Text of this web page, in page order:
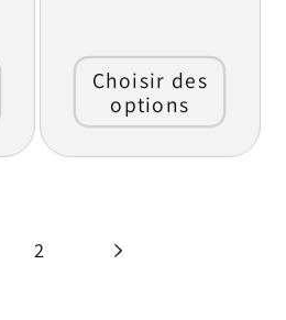
Choisir des
options
2